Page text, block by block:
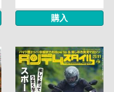
購入